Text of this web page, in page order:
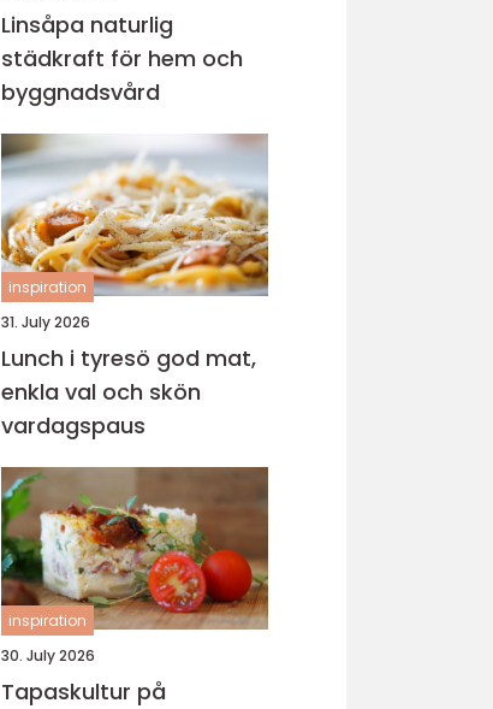
Linsåpa naturlig
städkraft för hem och
byggnadsvård
inspiration
31. July 2026
Lunch i tyresö god mat,
enkla val och skön
vardagspaus
inspiration
30. July 2026
Tapaskultur på